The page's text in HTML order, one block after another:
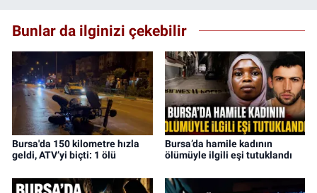
Bunlar da ilginizi çekebilir
Bursa'da 150 kilometre hızla
geldi, ATV’yi biçti: 1 ölü
Bursa’da hamile kadının
ölümüyle ilgili eşi tutuklandı